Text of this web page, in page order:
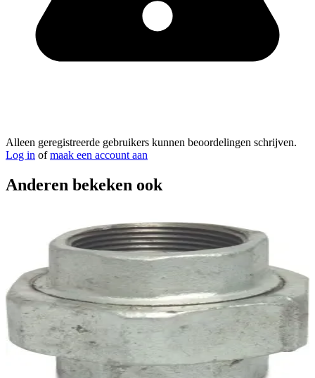
Alleen geregistreerde gebruikers kunnen beoordelingen schrijven.
Log in ofmaak een account aan
Anderen bekeken ook